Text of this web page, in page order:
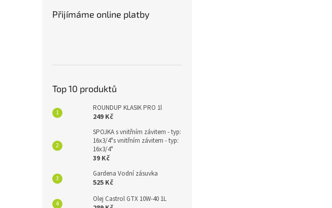
Přijímáme online platby
Top 10 produktů
ROUNDUP KLASIK PRO 1l
249 Kč
SPOJKA s vnitřním závitem - typ:
16x3/4"s vnitřním závitem - typ:
16x3/4"
39 Kč
Gardena Vodní zásuvka
525 Kč
Olej Castrol GTX 10W-40 1L